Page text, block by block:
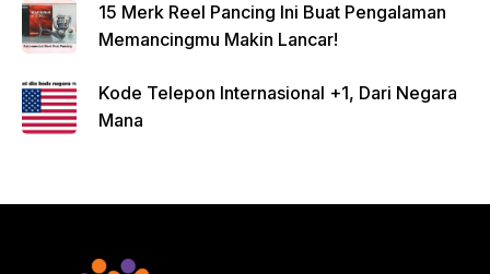
15 Merk Reel Pancing Ini Buat Pengalaman
Memancingmu Makin Lancar!
Kode Telepon Internasional +1, Dari Negara
Mana